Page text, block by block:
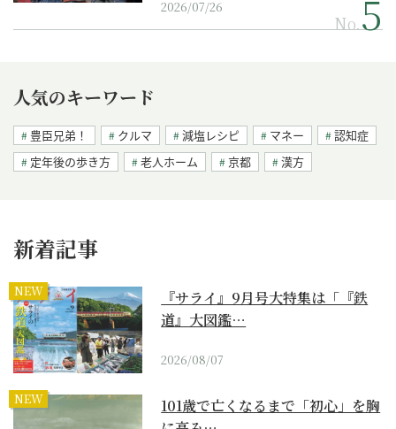
2026/07/26
No.
人気のキーワード
豊臣兄弟！ クルマ 減塩レシピ マネー
認知症
定年後の歩き方
老人ホーム 京都 漢方
新着記事
NEW
『サライ』9月号大特集は「『鉄
道』大図鑑…
2026/08/07
NEW
101歳で亡くなるまで「初心」を胸